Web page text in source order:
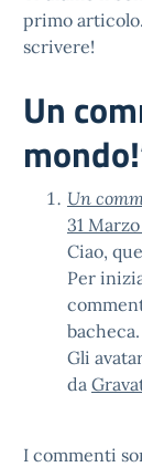
primo
scrivere!
Un
mondo!
Un
31
Ciao,
Per
bacheca.
Gli
da
I commenti